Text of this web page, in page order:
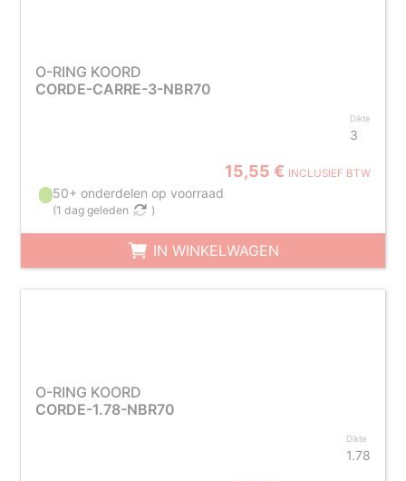
O-RING KOORD
CORDE-CARRE-3-NBR70
Dikte
3
15,55 € INCLUSIEF BTW
50+ onderdelen op voorraad
(1 dag geleden )
IN WINKELWAGEN
O-RING KOORD
CORDE-1.78-NBR70
Dikte
1.78